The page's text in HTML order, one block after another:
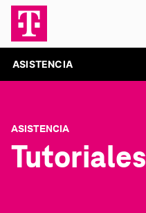
ASISTENCIA
ASISTENCIA
Tutoriales